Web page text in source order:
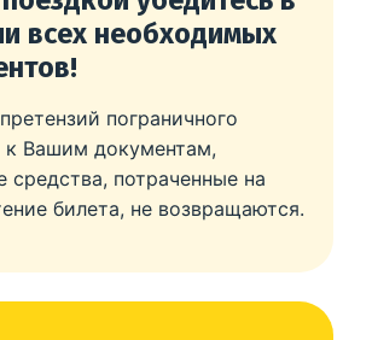
всех необходимых
пограничного
к Вашим документам,
средства, потраченные на
билета, не возвращаются.